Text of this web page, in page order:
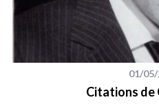
01/
Citations de